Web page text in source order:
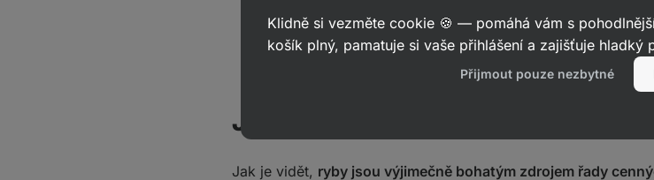
bílkoviny (asi 20 g bílkovin na 100 g ryby)
Je možné najít plnohodnotnou
Jak je vidět, ryby jsou výjimečně bohatým zdrojem řady
Klidně si vezměte cookie 🍪 — pomáhá vám s
košík plný, pamatuje si vaše přihlášení a zajišťuje hladký
Přijmout pouze nezbytné